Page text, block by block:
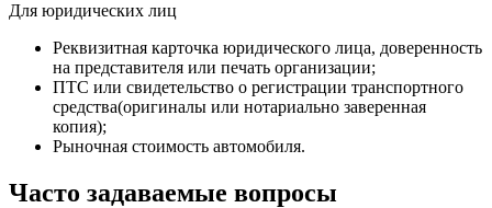
Для юридических лиц
Реквизитная карточка юридического лица, доверенность
на представителя или печать организации;
ПТС или свидетельство о регистрации транспортного
средства(оригиналы или нотариально заверенная
копия);
Рыночная стоимость автомобиля.
Часто задаваемые вопросы